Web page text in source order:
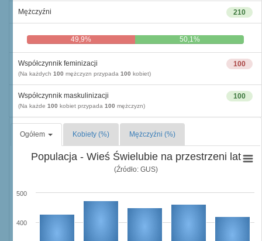
210
Mężczyźni
49,9% 50,1%
100
Współczynnik feminizacji
(Na każdych 100 mężczyzn przypada 100 kobiet)
100
Współczynnik maskulinizacji
(Na każde 100 kobiet przypada 100 mężczyzn)
Ogółem Kobiety (%) Mężczyźni (%)
Populacja - Wieś Świelubie na przestrzeni lat
(Źródło: GUS)
400
500